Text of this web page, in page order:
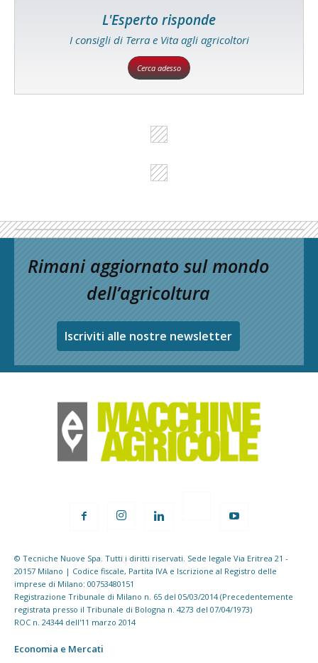
L'Esperto risponde
I consigli di Terra e Vita agli agricoltori
Cerca adesso
Rimani aggiornato sul mondo
dell’agricoltura
Iscriviti alle nostre newsletter
© Tecniche Nuove Spa. Tutti i diritti riservati. Sede legale Via Eritrea 21 -
20157 Milano | Codice fiscale, Partita IVA e Iscrizione al Registro delle
imprese di Milano: 00753480151
Registrazione Tribunale di Milano n. 65 del 05/03/2014 (Precedentemente
registrata presso il Tribunale di Bologna n. 4273 del 07/04/1973)
ROC n. 24344 dell'11 marzo 2014
Economia e Mercati